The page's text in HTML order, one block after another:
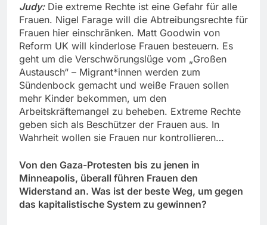
Judy:Die extreme Rechte ist eine Gefahr für alle
Frauen. Nigel Farage will die Abtreibungsrechte für
Frauen hier einschränken. Matt Goodwin von
Reform UK will kinderlose Frauen besteuern. Es
geht um die Verschwörungslüge vom „Großen
Austausch“ – Migrant*innen werden zum
Sündenbock gemacht und weiße Frauen sollen
mehr Kinder bekommen, um den
Arbeitskräftemangel zu beheben. Extreme Rechte
geben sich als Beschützer der Frauen aus. In
Wahrheit wollen sie Frauen nur kontrollieren…
Von den Gaza-Protesten bis zu jenen in
Minneapolis, überall führen Frauen den
Widerstand an. Was ist der beste Weg, um gegen
das kapitalistische System zu gewinnen?